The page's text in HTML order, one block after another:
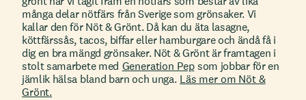
många delar nötfärs från Sverige som grönsaker. Vi
kallar den för Nöt & Grönt. Då kan du äta lasagne,
köttfärssås, tacos, biffar eller hamburgare och ändå få i
dig en bra mängd grönsaker. Nöt & Grönt är framtagen i
stolt samarbete med Generation Pep som jobbar för en
jämlik hälsa bland barn och unga. Läs mer om Nöt &
Grönt.